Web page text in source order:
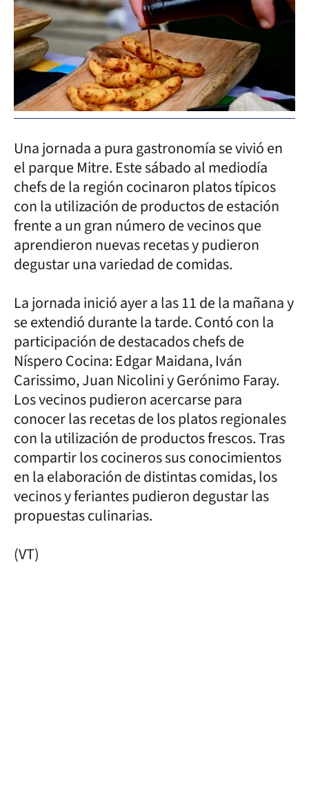
Una jornada a pura gastronomía se vivió en
el parque Mitre. Este sábado al mediodía
chefs de la región cocinaron platos típicos
con la utilización de productos de estación
frente a un gran número de vecinos que
aprendieron nuevas recetas y pudieron
degustar una variedad de comidas.
La jornada inició ayer a las 11 de la mañana y
se extendió durante la tarde. Contó con la
participación de destacados chefs de
Níspero Cocina: Edgar Maidana, Iván
Carissimo, Juan Nicolini y Gerónimo Faray.
Los vecinos pudieron acercarse para
conocer las recetas de los platos regionales
con la utilización de productos frescos. Tras
compartir los cocineros sus conocimientos
en la elaboración de distintas comidas, los
vecinos y feriantes pudieron degustar las
propuestas culinarias.
(VT)